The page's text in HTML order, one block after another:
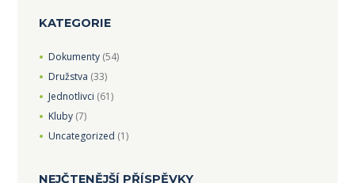
KATEGORIE
Dokumenty(54)
Družstva (33)
Jednotlivci (61)
Kluby(7)
Uncategorized (1)
NEJČTENĚJŠÍ PŘÍSPĚVKY